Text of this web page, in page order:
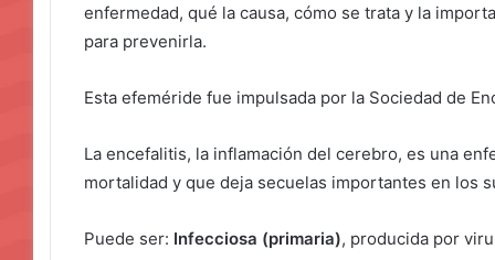
enfermedad, qué la causa, cómo se trata y la
para prevenirla.
Esta efeméride fue impulsada por la Sociedad de
La encefalitis, la inflamación del cerebro, es una
mortalidad y que deja secuelas importantes en los
Puede ser: Infecciosa (primaria), producida por